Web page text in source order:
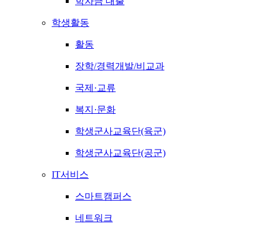
학생활동
활동
장학/경력개발/비교과
국제·교류
복지·문화
학생군사교육단(육군)
학생군사교육단(공군)
IT서비스
스마트캠퍼스
네트워크